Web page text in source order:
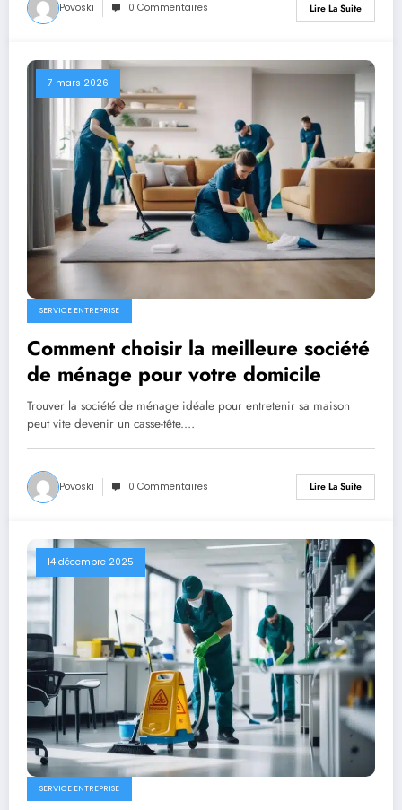
Povoski 0 Commentaires Lire La Suite
7 mars 2026
SERVICE ENTREPRISE
Comment choisir la meilleure société
de ménage pour votre domicile
Trouver la société de ménage idéale pour entretenir sa maison
peut vite devenir un casse-tête.…
Povoski 0 Commentaires Lire La Suite
14 décembre 2025
SERVICE ENTREPRISE